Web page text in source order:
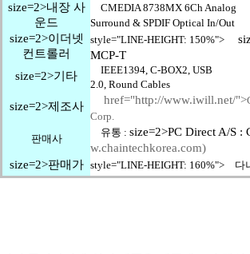
size=2>내장 사
운드
CMEDIA 8738MX 6Ch Analog
Surround & SPDIF Optical In/Out
size=2>이더넷
컨트롤러
style="LINE-HEIGHT: 150%">
MCP-T
size=2>기타
IEEE1394, C-BOX2, USB
2.0, Round Cables
size=2>제조사 href="http://www.iwill.net/">
Corp.
판매사
유통 : size=2>PC Direct A/S :
w.chaintechkorea.com)
size=2>판매가 style="LINE-HEIGHT: 160%"> 다